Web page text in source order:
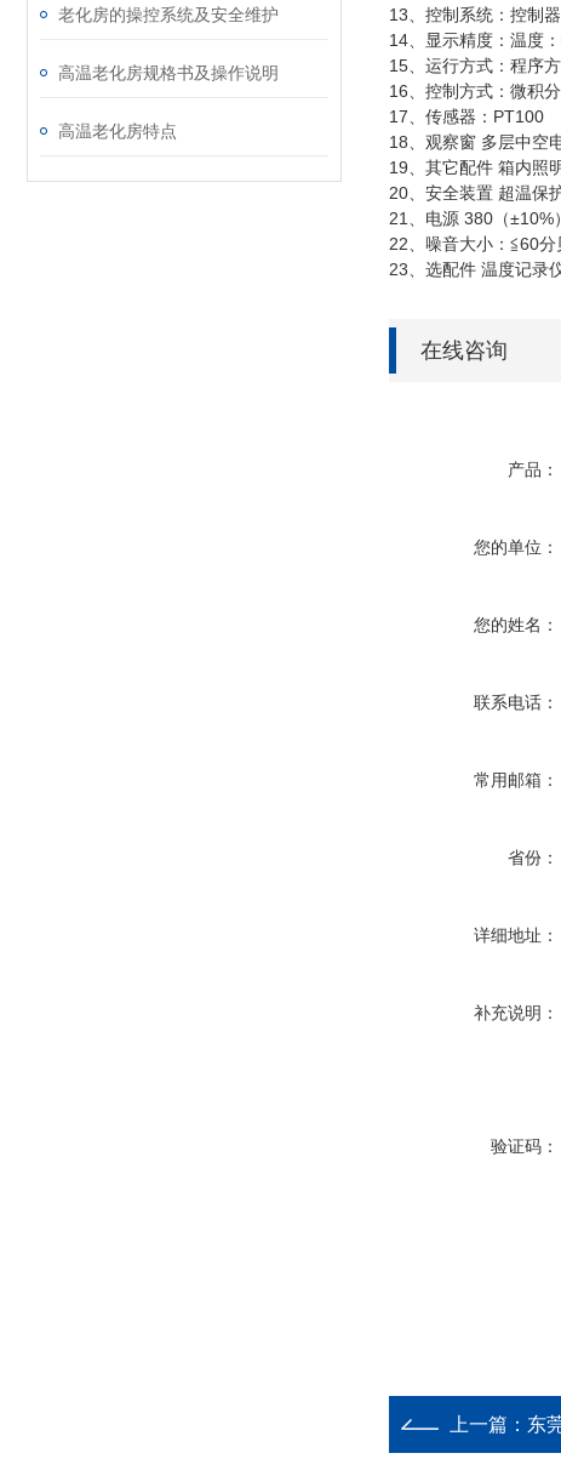
老化房的操控系统及安全维护
高温老化房规格书及操作说明
高温老化房特点
13、控制系统：控制
14、显示精度：温度
15、运行方式：程序
16、控制方式：微积
17、传感器：PT100
18、观察窗 多层中空
19、其它配件 箱内照
20、安全装置 超温保
21、电源 380（±10%
22、噪音大小：≦60分
23、选配件 温度记录
在线咨询
产品：
您的单位：
您的姓名：
联系电话：
常用邮箱：
省份：
详细地址：
补充说明：
验证码：
上一篇： 东